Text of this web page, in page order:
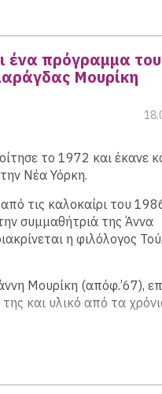
Απολυτηρίων χορεύουν
Θεοδωρίδου (12C),
ένα πρόγραμμα
Μουρίκη
το 1972 και έκανε
Νέα Υόρκη.
τις καλοκαίρι του
συμμαθήτριά της Άννα
η φιλόλογος
Μουρίκη (απόφ.’67),
και υλικό από τα